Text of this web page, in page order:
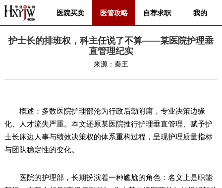
医院买卖 医管攻略 自荐求职 我的
护士长的排班权，科主任说了不算——某医院护理垂
直管理纪实
来源： 秦王
概述：多数医院护理部沦为行政后勤附庸，专业决策边缘
化、人才流失严重。本文还原某医院推行护理垂直管理、赋予护
士长床边人事与绩效决策权的体系重构过程，呈现护理质量指标
与团队稳定性的变化。
医院的护理部，长期扮演着一种尴尬的角色：名义上是职能